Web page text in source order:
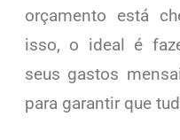
orçamento está
isso, o ideal é
seus gastos
para garantir que